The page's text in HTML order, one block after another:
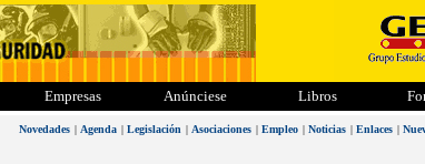
Empresas Anúnciese Libros
Novedades | Agenda | Legislación | Asociaciones | Empleo | Noticias | Enlaces |